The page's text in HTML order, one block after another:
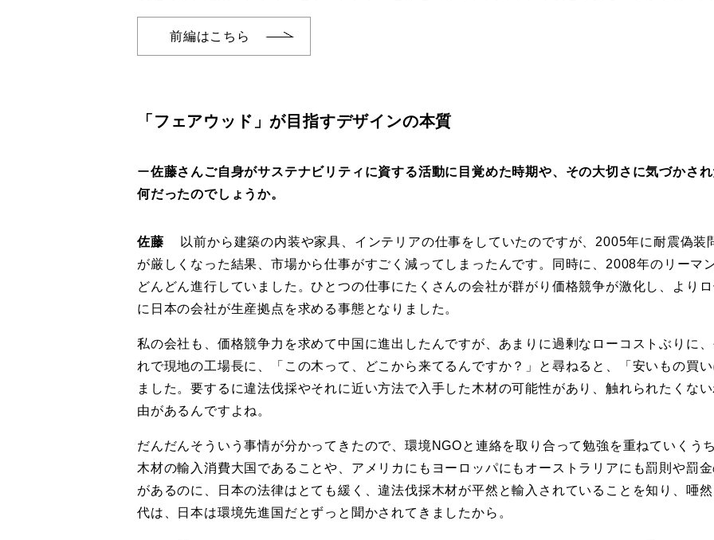
前編はこちら
「フェアウッド」が目指すデザインの本質
ー佐藤さんご自身がサステナビリティに資する活動に目覚めた時期や、その大切さに気づかさ
何だったのでしょうか。
佐藤
以前から建築の内装や家具、インテリアの仕事をしていたのですが、2005年に耐震偽
が厳しくなった結果、市場から仕事がすごく減ってしまったんです。同時に、2008年のリーマ
どんどん進行していました。ひとつの仕事にたくさんの会社が群がり価格競争が激化し、より
に日本の会社が生産拠点を求める事態となりました。
私の会社も、価格競争力を求めて中国に進出したんですが、あまりに過剰なローコストぶりに
れで現地の工場長に、「この木って、どこから来てるんですか？」と尋ねると、「安いもの買
ました。要するに違法伐採やそれに近い方法で入手した木材の可能性があり、触れられたくな
由があるんですよね。
だんだんそういう事情が分かってきたので、環境NGOと連絡を取り合って勉強を重ねていくう
木材の輸入消費大国であることや、アメリカにもヨーロッパにもオーストラリアにも罰則や罰
があるのに、日本の法律はとても緩く、違法伐採木材が平然と輸入されていることを知り、唖
代は、日本は環境先進国だとずっと聞かされてきましたから。